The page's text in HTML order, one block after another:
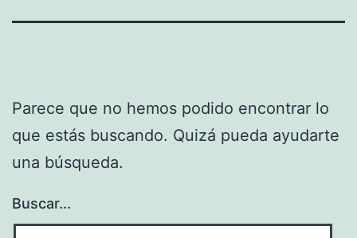
Parece que no hemos podido encontrar lo
que estás buscando. Quizá pueda ayudarte
una búsqueda.
Buscar...